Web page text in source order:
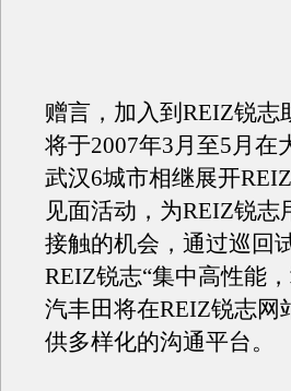
赠言，加入到REIZ锐
将于2007年3月至5月在
武汉6城市相继展开
见面活动，为REIZ锐
接触的机会，通过巡回
REIZ锐志“集中高性能
汽丰田将在REIZ锐志网
供多样化的沟通平台。